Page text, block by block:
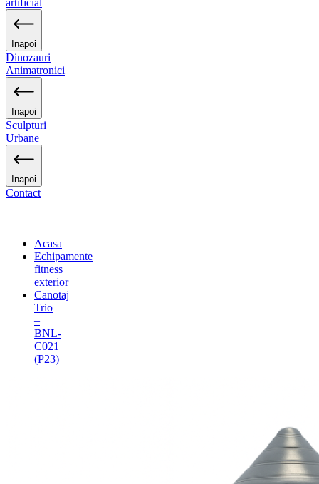
artificial
Inapoi
Dinozauri
Animatronici
Inapoi
Sculpturi
Urbane
Inapoi
Contact
Acasa
Echipamente
fitness
exterior
Canotaj
Trio
–
BNL-
C021
(P23)